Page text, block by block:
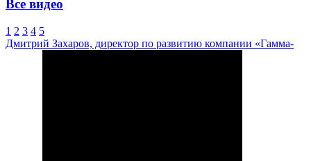
Все видео
1 2 3 4 5
Дмитрий Захаров, директор по развитию компании «Гамма-